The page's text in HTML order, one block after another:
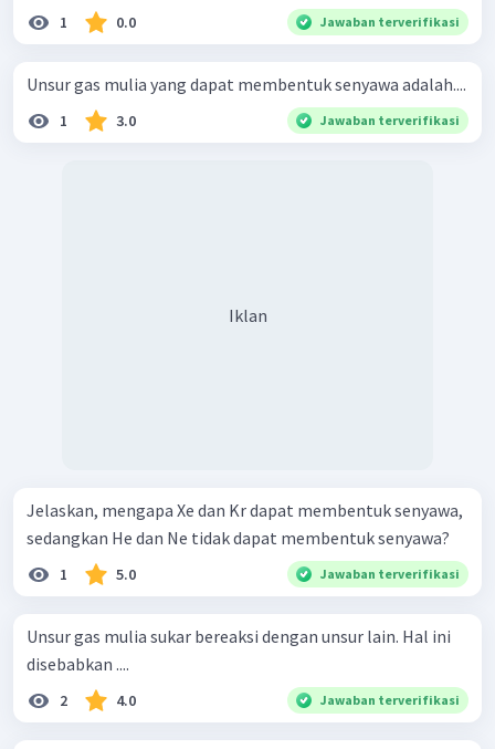
1 0.0 Jawaban terverifikasi
Unsur gas mulia yang dapat membentuk senyawa adalah....
1 3.0 Jawaban terverifikasi
Iklan
Jelaskan, mengapa Xe dan Kr dapat membentuk senyawa,
sedangkan He dan Ne tidak dapat membentuk senyawa?
1 5.0 Jawaban terverifikasi
Unsur gas mulia sukar bereaksi dengan unsur lain. Hal ini
disebabkan ....
2 4.0 Jawaban terverifikasi